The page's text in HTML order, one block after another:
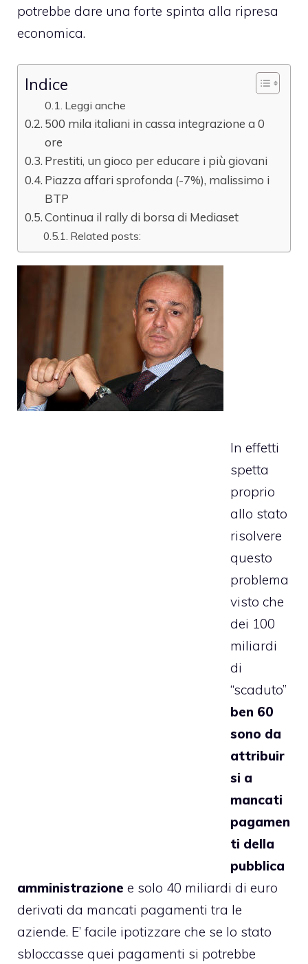
potrebbe dare una forte spinta alla ripresa
economica.
Indice
Leggi anche
500 mila italiani in cassa integrazione a 0
ore
Prestiti, un gioco per educare i più giovani
Piazza affari sprofonda (-7%), malissimo i
BTP
Continua il rally di borsa di Mediaset
Related posts:
In effetti
spetta
proprio
allo stato
risolvere
questo
problema
visto che
dei 100
miliardi
di
“scaduto”
ben 60
sono da
attribuir
si a
mancati
pagamen
ti della
pubblica
amministrazione e solo 40 miliardi di euro
derivati da mancati pagamenti tra le
aziende. E’ facile ipotizzare che se lo stato
sbloccasse quei pagamenti si potrebbe